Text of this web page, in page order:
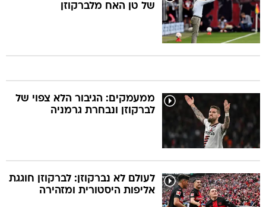
של טן האח מלברקוזן
ממעמקים: הגיבור הלא צפוי של
לברקוזן ונבחרת גרמניה
לעולם לא נברקוזן: לברקוזן חוגגת
אליפות היסטורית ומזהירה